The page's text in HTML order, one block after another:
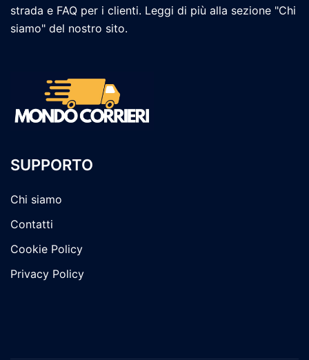
strada e FAQ per i clienti. Leggi di più alla sezione "Chi
siamo" del nostro sito.
SUPPORTO
Chi siamo
Contatti
Cookie Policy
Privacy Policy